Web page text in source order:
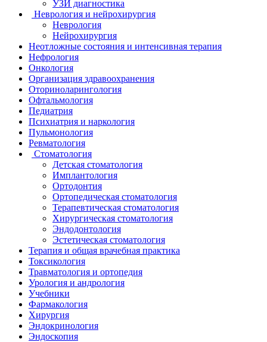
УЗИ диагностика
Неврология и нейрохирургия
Неврология
Нейрохирургия
Неотложные состояния и интенсивная терапия
Нефрология
Онкология
Организация здравоохранения
Оториноларингология
Офтальмология
Педиатрия
Психиатрия и наркология
Пульмонология
Ревматология
Стоматология
Детская стоматология
Имплантология
Ортодонтия
Ортопедическая стоматология
Терапевтическая стоматология
Хирургическая стоматология
Эндодонтология
Эстетическая стоматология
Терапия и общая врачебная практика
Токсикология
Травматология и ортопедия
Урология и андрология
Учебники
Фармакология
Хирургия
Эндокринология
Эндоскопия